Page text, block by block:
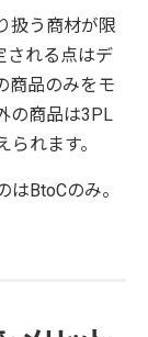
扱う商材が限
される点はデ
商品のみをモ
の商品は3PL
れます。
BtoCのみ。